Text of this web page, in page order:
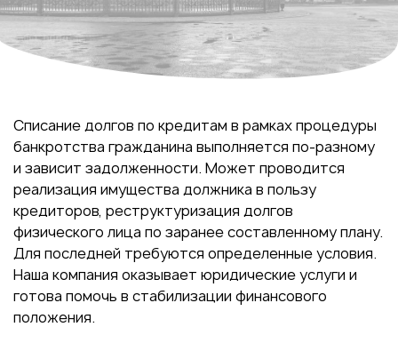
Списание долгов по кредитам в рамках процедуры
банкротства гражданина выполняется по-разному
и зависит задолженности. Может проводится
реализация имущества должника в пользу
кредиторов, реструктуризация долгов
физического лица по заранее составленному плану.
Для последней требуются определенные условия.
Наша компания оказывает юридические услуги и
готова помочь в стабилизации финансового
положения.